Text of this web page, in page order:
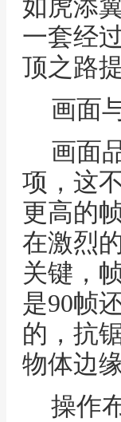
如虎添
一套经
顶之路
画面
画面
项，这
更高的
在激烈
关键，
是90帧
的，抗
物体边
操作